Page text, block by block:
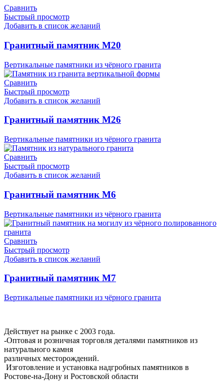
Сравнить
Быстрый просмотр
Добавить в список желаний
Гранитный памятник М20
Вертикальные памятники из чёрного гранита
Сравнить
Быстрый просмотр
Добавить в список желаний
Гранитный памятник М26
Вертикальные памятники из чёрного гранита
Сравнить
Быстрый просмотр
Добавить в список желаний
Гранитный памятник М6
Вертикальные памятники из чёрного гранита
Сравнить
Быстрый просмотр
Добавить в список желаний
Гранитный памятник М7
Вертикальные памятники из чёрного гранита
Действует на рынке с 2003 года.
-Оптовая и розничная торговля деталями памятников из
натурального камня
различных месторождений.
Изготовление и установка надгробных памятников в
Ростове-на-Дону и Ростовской области